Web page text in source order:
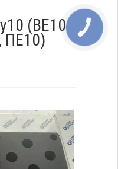
(ВЕ10,
ПЕ10)
КНОПКА
ЗВ'ЯЗКУ